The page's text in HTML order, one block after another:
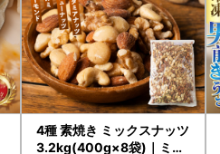
4種 素焼き ミックスナッツ
3.2kg(400g×8袋)｜ミッ